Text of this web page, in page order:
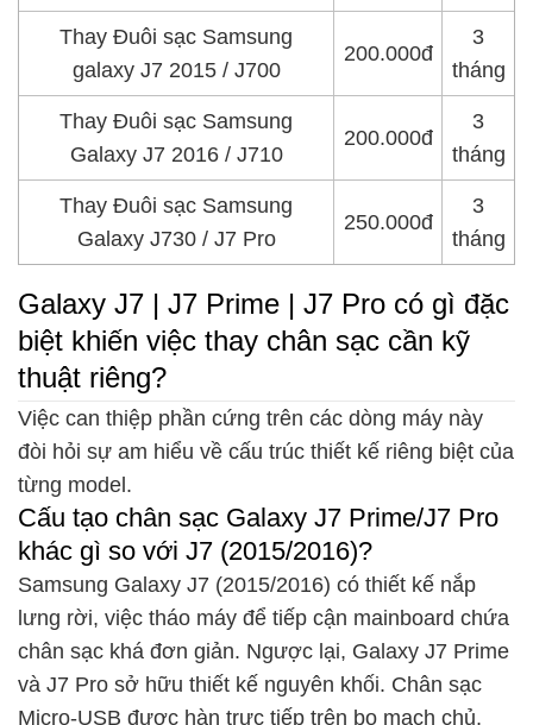
Thay Đuôi sạc Samsung
galaxy J7 2015 / J700
200.000đ
3
tháng
Thay Đuôi sạc Samsung
Galaxy J7 2016 / J710
200.000đ
3
tháng
Thay Đuôi sạc Samsung
Galaxy J730 / J7 Pro
250.000đ
3
tháng
Galaxy J7 | J7 Prime | J7 Pro có gì đặc
biệt khiến việc thay chân sạc cần kỹ
thuật riêng?
Việc can thiệp phần cứng trên các dòng máy này
đòi hỏi sự am hiểu về cấu trúc thiết kế riêng biệt của
từng model.
Cấu tạo chân sạc Galaxy J7 Prime/J7 Pro
khác gì so với J7 (2015/2016)?
Samsung Galaxy J7 (2015/2016) có thiết kế nắp
lưng rời, việc tháo máy để tiếp cận mainboard chứa
chân sạc khá đơn giản. Ngược lại, Galaxy J7 Prime
và J7 Pro sở hữu thiết kế nguyên khối. Chân sạc
Micro-USB được hàn trực tiếp trên bo mạch chủ,